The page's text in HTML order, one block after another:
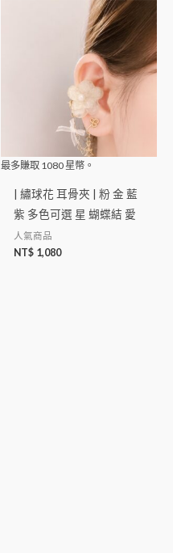
最多賺取 1080 星幣。
| 繡球花 耳骨夾 | 粉 金 藍
紫 多色可選 星 蝴蝶結 愛
人氣商品
NT$ 1,080